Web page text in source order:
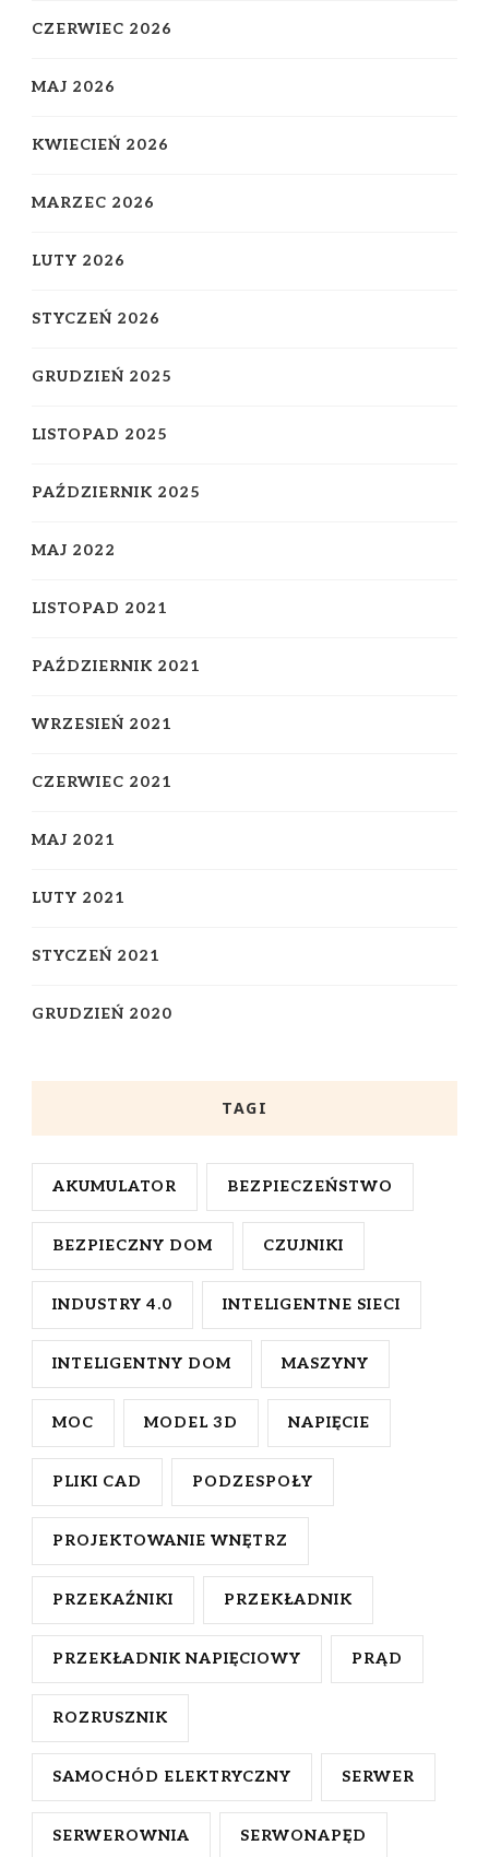
CZERWIEC 2026
MAJ 2026
KWIECIEŃ 2026
MARZEC 2026
LUTY 2026
STYCZEŃ 2026
GRUDZIEŃ 2025
LISTOPAD 2025
PAŹDZIERNIK 2025
MAJ 2022
LISTOPAD 2021
PAŹDZIERNIK 2021
WRZESIEŃ 2021
CZERWIEC 2021
MAJ 2021
LUTY 2021
STYCZEŃ 2021
GRUDZIEŃ 2020
TAGI
AKUMULATOR BEZPIECZEŃSTWO
BEZPIECZNY DOM CZUJNIKI
INDUSTRY 4.0 INTELIGENTNE SIECI
INTELIGENTNY DOM MASZYNY
MOC MODEL 3D NAPIĘCIE
PLIKI CAD PODZESPOŁY
PROJEKTOWANIE WNĘTRZ
PRZEKAŹNIKI PRZEKŁADNIK
PRZEKŁADNIK NAPIĘCIOWY PRĄD
ROZRUSZNIK
SAMOCHÓD ELEKTRYCZNY SERWER
SERWEROWNIA SERWONAPĘD